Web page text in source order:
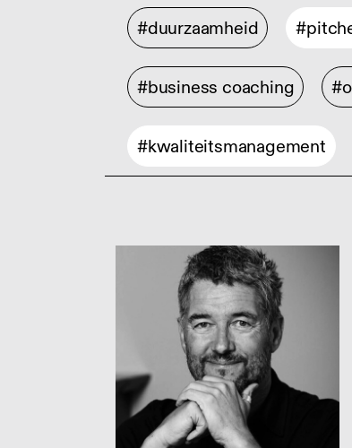
#duurzaamheid
#business coaching
#kwaliteitsmanagement